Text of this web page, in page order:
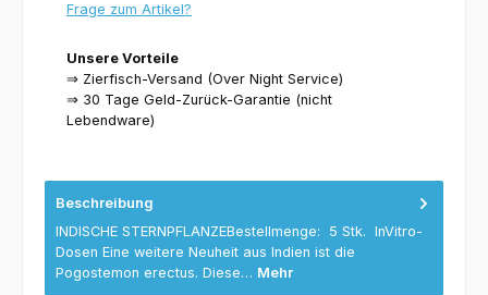
Frage zum Artikel?
Unsere Vorteile
⇒ Zierfisch-Versand (Over Night Service)
⇒ 30 Tage Geld-Zurück-Garantie (nicht
Lebendware)
Beschreibung
INDISCHE STERNPFLANZEBestellmenge: 5 Stk. InVitro-
Dosen Eine weitere Neuheit aus Indien ist die
Pogostemon erectus. Diese… Mehr